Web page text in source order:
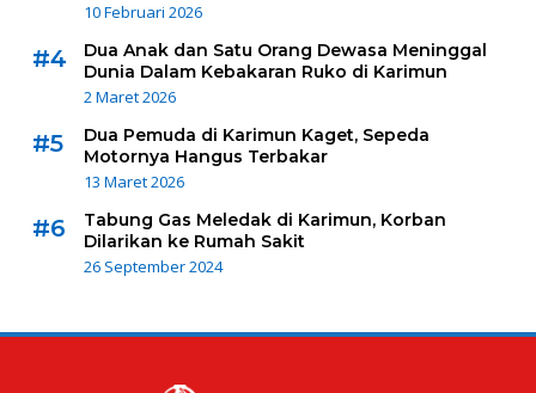
10 Februari 2026
#4
Dua Anak dan Satu Orang Dewasa Meninggal
Dunia Dalam Kebakaran Ruko di Karimun
2 Maret 2026
#5
Dua Pemuda di Karimun Kaget, Sepeda
Motornya Hangus Terbakar
13 Maret 2026
#6
Tabung Gas Meledak di Karimun, Korban
Dilarikan ke Rumah Sakit
26 September 2024